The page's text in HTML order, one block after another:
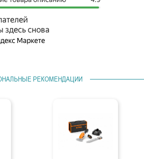
РЕКОМЕНДАЦИИ